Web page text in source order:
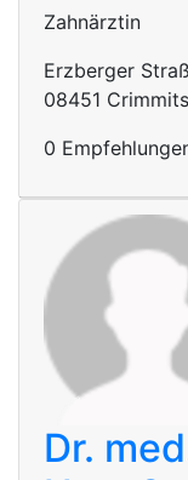
Zahnärztin
Erzberger
08451
0
Dr.